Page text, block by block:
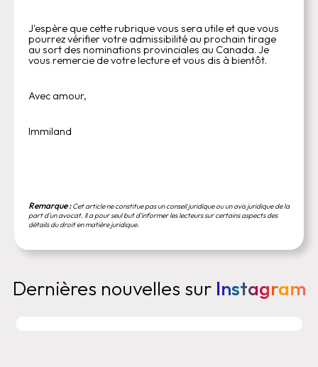
J'espère que cette rubrique vous sera utile et que vous
pourrez vérifier votre admissibilité au prochain tirage
au sort des nominations provinciales au Canada. Je
vous remercie de votre lecture et vous dis à bientôt.
Avec amour,
Immiland
Remarque :Cet article ne constitue pas un conseil juridique ou un avis juridique de la
part d'un avocat. Il a pour seul but d'informer les lecteurs sur certains aspects des
détails du droit en matière juridique.
Dernières nouvelles sur Instagram